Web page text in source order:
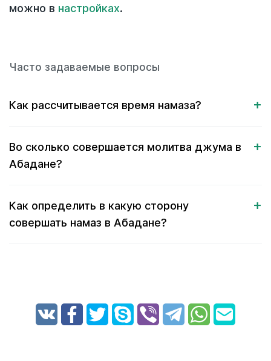
можно в настройках.
Часто задаваемые вопросы
Как рассчитывается время намаза?
Во сколько совершается молитва джума в
Абадане?
Как определить в какую сторону
совершать намаз в Абадане?